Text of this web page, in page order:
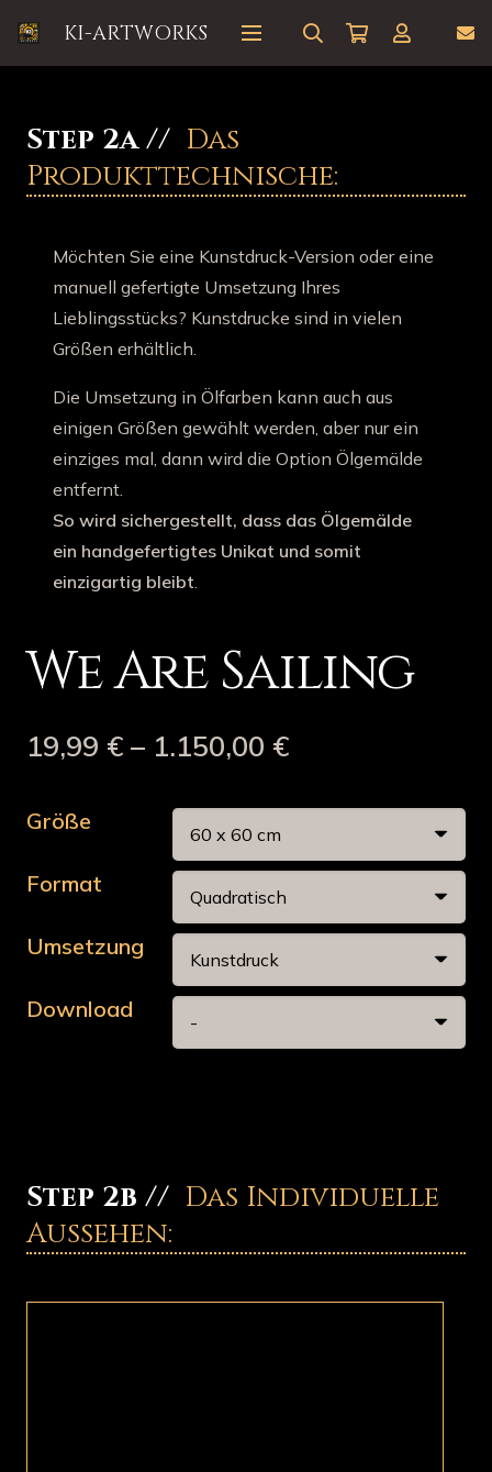
KI-ARTWORKS
Step 2a // Das
Produkttechnische:
Möchten Sie eine Kunstdruck-Version oder eine
manuell gefertigte Umsetzung Ihres
Lieblingsstücks? Kunstdrucke sind in vielen
Größen erhältlich.
Die Umsetzung in Ölfarben kann auch aus
einigen Größen gewählt werden, aber nur ein
einziges mal, dann wird die Option Ölgemälde
entfernt.
So wird sichergestellt, dass das Ölgemälde
ein handgefertigtes Unikat und somit
einzigartig bleibt.
We Are Sailing
19,99 € – 1.150,00 €
Größe
Format
Umsetzung
Download
Step 2b // Das Individuelle
Aussehen: